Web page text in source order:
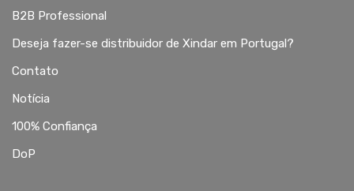
B2B Professional
Deseja fazer-se distribuidor de Xindar em Portugal?
Contato
Notícia
100% Confiança
DoP